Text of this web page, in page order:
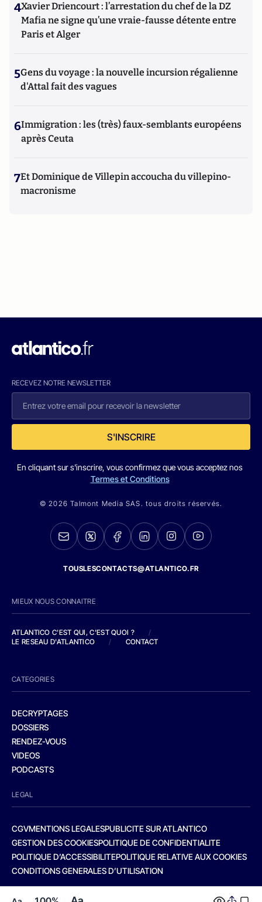
4Xavier Driencourt : l’arrestation du chef de la DZ
Mafia ne signe qu’une vraie-fausse détente entre
Paris et Alger
5Gens du voyage : la nouvelle incursion régalienne
d'Attal fait des vagues
6Immigration : les (très) faux-semblants européens
après Ceuta
7Et Dominique de Villepin accoucha du villepino-
macronisme
RECEVEZ NOTRE NEWSLETTER
S'INSCRIRE
En cliquant sur s'inscrire, vous confirmez que vous acceptez nos
Termes et Conditions
© 2026 Talmont Media SAS. tous droits réservés.
TOUSLESCONTACTS@ATLANTICO.FR
MIEUX NOUS CONNAITRE
ATLANTICO C'EST QUI, C'EST QUOI ?
/
LE RESEAU D'ATLANTICO
/ CONTACT
CATEGORIES
DECRYPTAGES
DOSSIERS
RENDEZ-VOUS
VIDEOS
PODCASTS
LEGAL
CGVMENTIONS LEGALESPUBLICITE SUR ATLANTICO
GESTION DES COOKIESPOLITIQUE DE CONFIDENTIALITE
POLITIQUE D’ACCESSIBILITEPOLITIQUE RELATIVE AUX COOKIES
CONDITIONS GENERALES D’UTILISATION